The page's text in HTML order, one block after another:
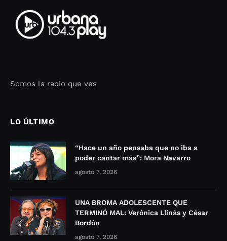
Somos la radio que ves
LO ÚLTIMO
“Hace un año pensaba que no iba a
poder cantar más”: Mora Navarro
agosto 7, 2026
UNA BROMA ADOLESCENTE QUE
TERMINÓ MAL: Verónica Llinás y César
Bordón
agosto 7, 2026